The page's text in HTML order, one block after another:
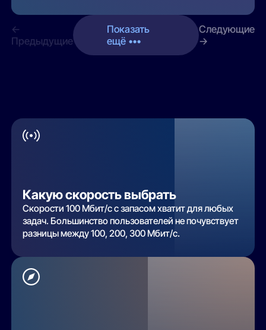
←
Предыдущие
Показать
ещё •••
Следующие
→
Какую скорость выбрать
Скорости 100 Мбит/с с запасом хватит для любых
задач. Большинство пользователей не почувствует
разницы между 100, 200, 300 Мбит/с.